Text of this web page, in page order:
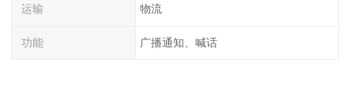
运输 物流
功能 广播通知、喊话